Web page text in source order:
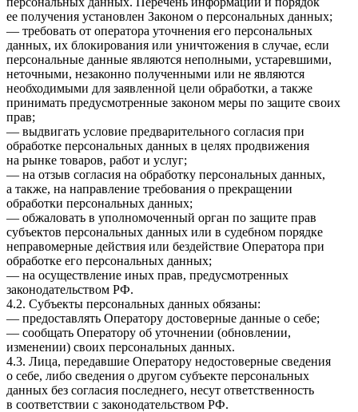
ее получения установлен Законом о персональных данных;
— требовать от оператора уточнения его персональных
данных, их блокирования или уничтожения в случае, если
персональные данные являются неполными, устаревшими,
неточными, незаконно полученными или не являются
необходимыми для заявленной цели обработки, а также
принимать предусмотренные законом меры по защите своих
прав;
— выдвигать условие предварительного согласия при
обработке персональных данных в целях продвижения
на рынке товаров, работ и услуг;
— на отзыв согласия на обработку персональных данных,
а также, на направление требования о прекращении
обработки персональных данных;
— обжаловать в уполномоченный орган по защите прав
субъектов персональных данных или в судебном порядке
неправомерные действия или бездействие Оператора при
обработке его персональных данных;
— на осуществление иных прав, предусмотренных
законодательством РФ.
4.2. Субъекты персональных данных обязаны:
— предоставлять Оператору достоверные данные о себе;
— сообщать Оператору об уточнении (обновлении,
изменении) своих персональных данных.
4.3. Лица, передавшие Оператору недостоверные сведения
о себе, либо сведения о другом субъекте персональных
данных без согласия последнего, несут ответственность
в соответствии с законодательством РФ.